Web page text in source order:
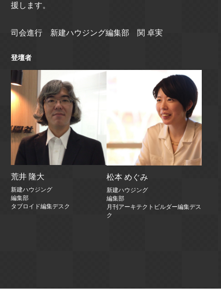
援します。
司会進行 新建ハウジング編集部 関 卓実
登壇者
荒井 隆大
新建ハウジング
編集部
タブロイド編集デスク
松本 めぐみ
新建ハウジング
編集部
月刊アーキテクトビルダー編集デス
ク